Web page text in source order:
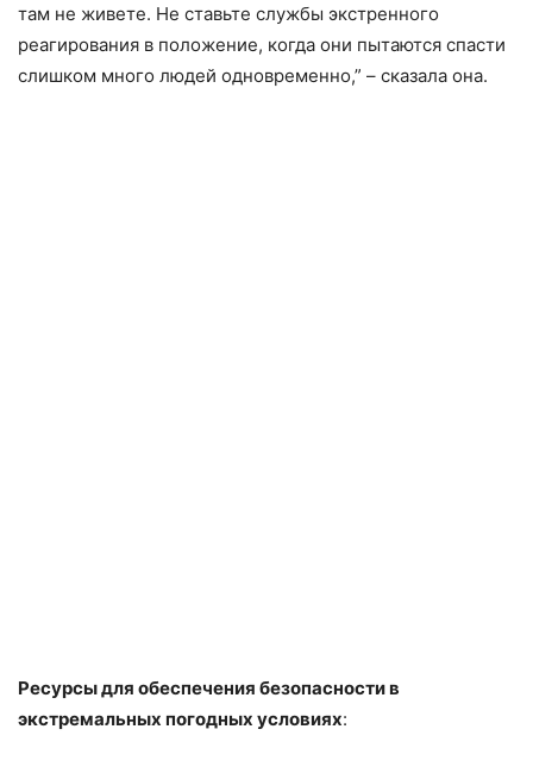
там не живете. Не ставьте службы экстренного
реагирования в положение, когда они пытаются спасти
слишком много людей одновременно,” – сказала она.
Ресурсы для обеспечения безопасности в
экстремальных погодных условиях: